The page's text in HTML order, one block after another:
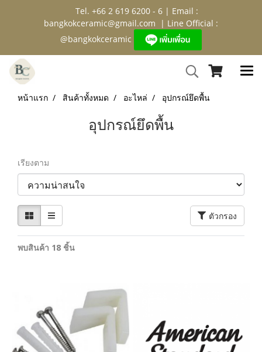
Tel. +66 2 619 6200 - 6 | Email :
bangkokceramic@gmail.com | Line Official :
@bangkokceramic
หน้าแรก สินค้าทั้งหมด อะไหล่ อุปกรณ์ยึดพื้น
อุปกรณ์ยึดพื้น
เรียงตาม
ตัวกรอง
พบสินค้า 18 ชิ้น